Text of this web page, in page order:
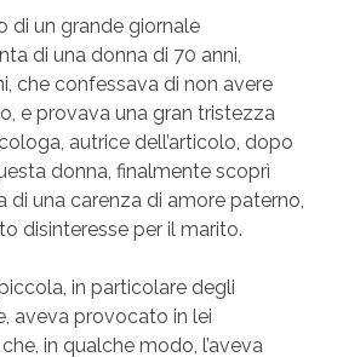
di un grande giornale
di una donna di 70 anni,
che confessava di non avere
e provava una gran tristezza
autrice dell’articolo, dopo
donna, finalmente scoprì
di una carenza di amore paterno,
disinteresse per il marito.
in particolare degli
aveva provocato in lei
in qualche modo, l’aveva